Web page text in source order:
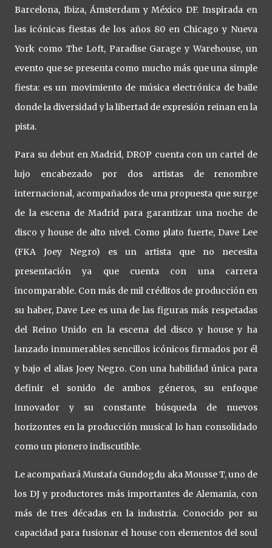
Barcelona, Ibiza, Ámsterdam y México DF. Inspirada en
las icónicas fiestas de los años 80 en Chicago y Nueva
York como The Loft, Paradise Garage y Warehouse, un
evento que se presenta como mucho más que una simple
fiesta: es un movimiento de música electrónica de baile
donde la diversidad y la libertad de expresión reinan en la
pista.
Para su debut en Madrid, DROP cuenta con un cartel de
lujo encabezado por dos artistas de renombre
internacional, acompañados de una propuesta que surge
de la escena de Madrid para garantizar una noche de
disco y house de alto nivel. Como plato fuerte, Dave Lee
(FKA Joey Negro) es un artista que no necesita
presentación ya que cuenta con una carrera
incomparable. Con más de mil créditos de producción en
su haber, Dave Lee es una de las figuras más respetadas
del Reino Unido en la escena del disco y house y ha
lanzado innumerables sencillos icónicos firmados por él
y bajo el alias Joey Negro. Con una habilidad única para
definir el sonido de ambos géneros, su enfoque
innovador y su constante búsqueda de nuevos
horizontes en la producción musical lo han consolidado
como un pionero indiscutible.
Le acompañará Mustafa Gundogdu aka Mousse T, uno de
los DJ y productores más importantes de Alemania, con
más de tres décadas en la industria. Conocido por su
capacidad para fusionar el house con elementos del soul